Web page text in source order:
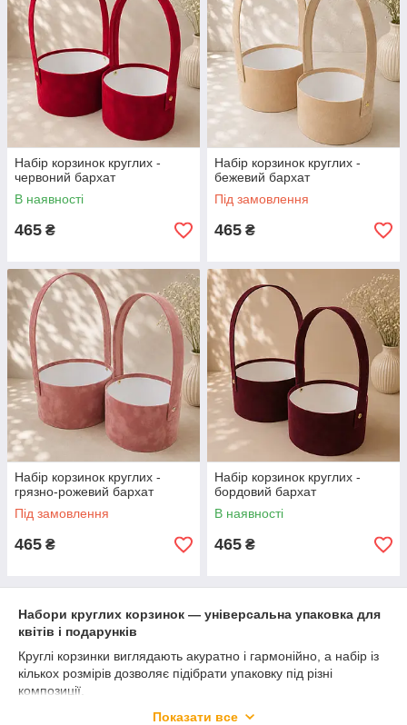
Набір корзинок круглих -
червоний бархат
В наявності
465 ₴
Набір корзинок круглих -
бежевий бархат
Під замовлення
465 ₴
Набір корзинок круглих -
грязно-рожевий бархат
Під замовлення
465 ₴
Набір корзинок круглих -
бордовий бархат
В наявності
465 ₴
Набори круглих корзинок — універсальна упаковка для
квітів і подарунків
Круглі корзинки виглядають акуратно і гармонійно, а набір із
кількох розмірів дозволяє підібрати упаковку під різні
композиції.
Такі набори зручно використовувати для:
Показати все